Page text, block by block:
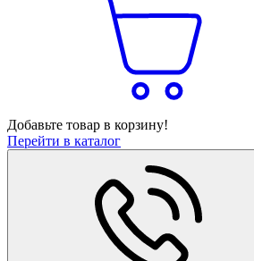
Добавьте товар в корзину!
Перейти в каталог